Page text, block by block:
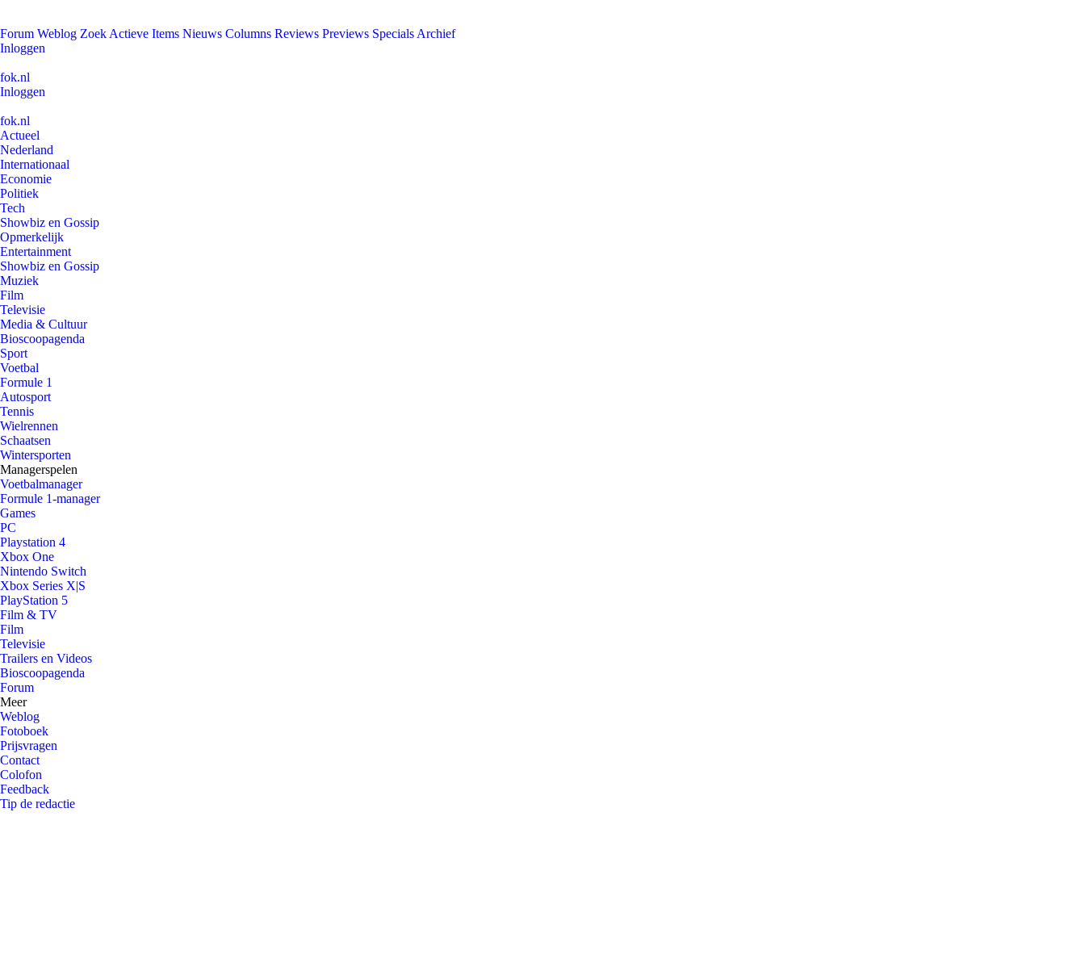
Forum Weblog Zoek Actieve Items Nieuws Columns Reviews Previews Specials Archief
Inloggen
fok.nl
Inloggen
fok.nl
Actueel
Nederland
Internationaal
Economie
Politiek
Tech
Showbiz en Gossip
Opmerkelijk
Entertainment
Showbiz en Gossip
Muziek
Film
Televisie
Media & Cultuur
Bioscoopagenda
Sport
Voetbal
Formule 1
Autosport
Tennis
Wielrennen
Schaatsen
Wintersporten
Managerspelen
Voetbalmanager
Formule 1-manager
Games
PC
Playstation 4
Xbox One
Nintendo Switch
Xbox Series X|S
PlayStation 5
Film & TV
Film
Televisie
Trailers en Videos
Bioscoopagenda
Forum
Meer
Weblog
Fotoboek
Prijsvragen
Contact
Colofon
Feedback
Tip de redactie